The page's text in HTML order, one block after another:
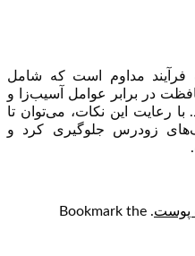
مداوم است که شامل
در برابر عوامل آسیب‌زا و
رعایت این نکات، می‌توان تا
زودرس جلوگیری کرد و
پوست. Bookmark the